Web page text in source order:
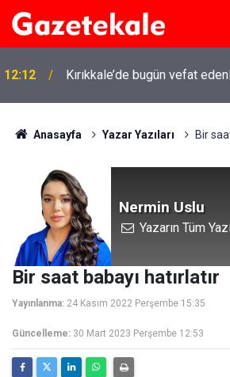
12:12 Kırıkkale’de bugün vefat
Anasayfa Yazar Yazıları Bir
Nermin Uslu
Yazarın Tüm
Bir saat babayı hatırlatır
Yayınlanma: 24 Kasım 2022 Perşembe 15:35
Güncelleme: 30 Mart 2023 Perşembe 12:53